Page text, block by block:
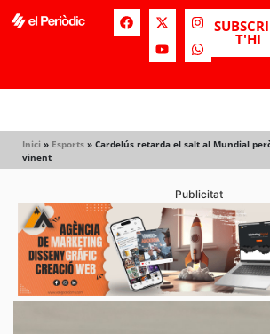
T'HI
Inici » Esports » Cardelús retarda el salt al Mundial
vinent
Publicitat